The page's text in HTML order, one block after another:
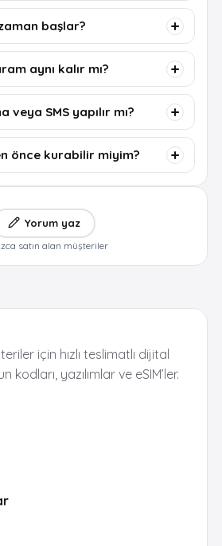
başlar?
aynı kalır mı?
veya SMS yapılır mı?
önce kurabilir miyim?
Yorum yaz
satın alan müşteriler
için hızlı teslimatlı dijital
kodları, yazılımlar ve eSIM’ler.